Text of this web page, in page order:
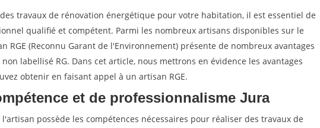
travaux de rénovation énergétique pour votre habitation, il est essentiel de
qualifié et compétent. Parmi les nombreux artisans disponibles sur le
RGE (Reconnu Garant de l'Environnement) présente de nombreux avantages
labellisé RG. Dans cet article, nous mettrons en évidence les avantages
obtenir en faisant appel à un artisan RGE.
et de professionnalisme Jura
l'artisan possède les compétences nécessaires pour réaliser des travaux de